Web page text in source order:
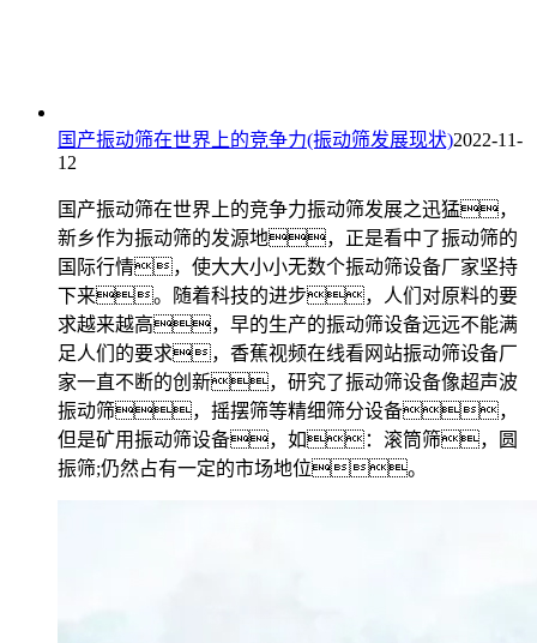
国产振动筛在世界上的竞争力(振动筛发展现状)2022-11-
12
国产振动筛在世界上的竞争力振动筛发展之迅猛，
新乡作为振动筛的发源地，正是看中了振动筛的
国际行情，使大大小小无数个振动筛设备厂家坚持
下来。随着科技的进步，人们对原料的要
求越来越高，早的生产的振动筛设备远远不能满
足人们的要求，香蕉视频在线看网站振动筛设备厂
家一直不断的创新，研究了振动筛设备像超声波
振动筛，摇摆筛等精细筛分设备，
但是矿用振动筛设备，如：滚筒筛，圆
振筛;仍然占有一定的市场地位。